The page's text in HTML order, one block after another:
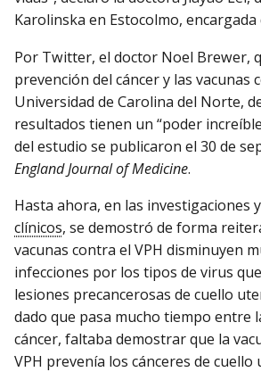
Karolinska en Estocolmo, encargada
Por Twitter, el doctor Noel Brewer,
prevención del cáncer y las vacunas
Universidad de Carolina del Norte,
resultados tienen un “poder
del estudio se publicaron el 30 de
England Journal of Medicine.
Hasta ahora, en las investigaciones
clínicos, se demostró de forma
vacunas contra el VPH disminuyen
infecciones por los tipos de virus
lesiones precancerosas de cuello
dado que pasa mucho tiempo entre
cáncer, faltaba demostrar que la
VPH prevenía los cánceres de cuello